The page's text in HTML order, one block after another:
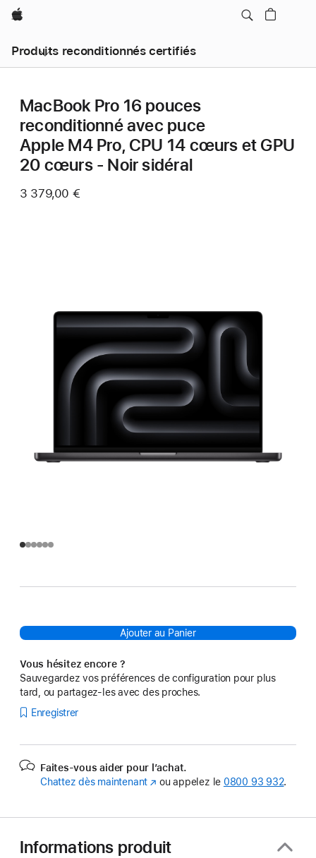
Apple
Produits reconditionnés certifiés
MacBook Pro 16 pouces
reconditionné avec puce
Apple M4 Pro, CPU 14 cœurs et GPU
20 cœurs - Noir sidéral
3 379,00 €
Ajouter au Panier
Vous hésitez encore ?
Sauvegardez vos préférences de configuration pour plus
tard, ou partagez-les avec des proches.
Enregistrer
Faites-vous aider pour l’achat.
Chattez dès maintenant (s’ouvre
ou appelez le 0800 93 932.
Informations produit